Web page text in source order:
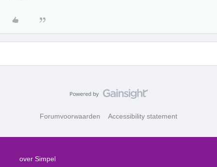
Forumvoorwaarden Accessibility statement
over Simpel